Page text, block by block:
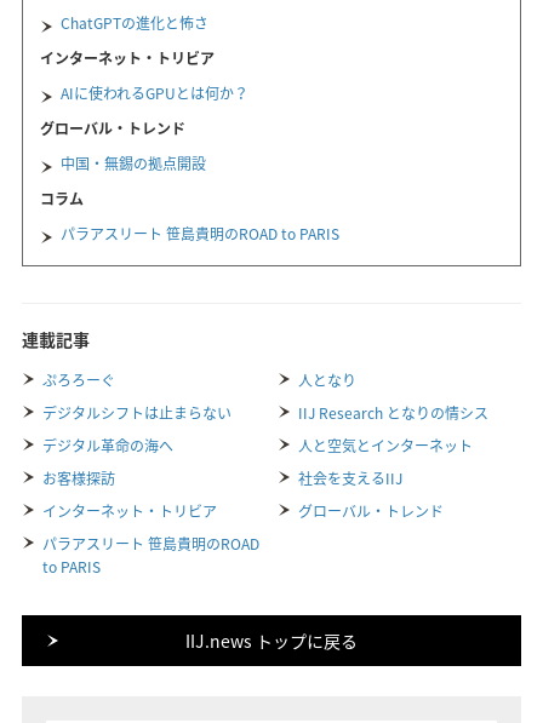
ChatGPTの進化と怖さ
インターネット・トリビア
AIに使われるGPUとは何か？
グローバル・トレンド
中国・無錫の拠点開設
コラム
パラアスリート 笹島貴明のROAD to PARIS
連載記事
ぷろろーぐ
人となり
デジタルシフトは止まらない
IIJ Research となりの情シス
デジタル革命の海へ
人と空気とインターネット
お客様探訪
社会を支えるIIJ
インターネット・トリビア
グローバル・トレンド
パラアスリート 笹島貴明のROAD
to PARIS
IIJ.news トップに戻る